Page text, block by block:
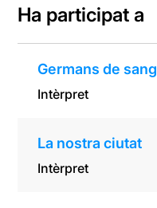
Ha participat a
Germans de sang
Intèrpret
La nostra ciutat
Intèrpret